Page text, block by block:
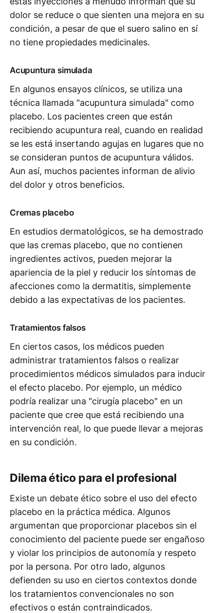
dolor se reduce o que sienten una mejora en su
condición, a pesar de que el suero salino en sí
no tiene propiedades medicinales.
Acupuntura simulada
En algunos ensayos clínicos, se utiliza una
técnica llamada "acupuntura simulada" como
placebo. Los pacientes creen que están
recibiendo acupuntura real, cuando en realidad
se les está insertando agujas en lugares que no
se consideran puntos de acupuntura válidos.
Aun así, muchos pacientes informan de alivio
del dolor y otros beneficios.
Cremas placebo
En estudios dermatológicos, se ha demostrado
que las cremas placebo, que no contienen
ingredientes activos, pueden mejorar la
apariencia de la piel y reducir los síntomas de
afecciones como la dermatitis, simplemente
debido a las expectativas de los pacientes.
Tratamientos falsos
En ciertos casos, los médicos pueden
administrar tratamientos falsos o realizar
procedimientos médicos simulados para inducir
el efecto placebo. Por ejemplo, un médico
podría realizar una "cirugía placebo" en un
paciente que cree que está recibiendo una
intervención real, lo que puede llevar a mejoras
en su condición.
Dilema ético para el profesional
Existe un debate ético sobre el uso del efecto
placebo en la práctica médica. Algunos
argumentan que proporcionar placebos sin el
conocimiento del paciente puede ser engañoso
y violar los principios de autonomía y respeto
por la persona. Por otro lado, algunos
defienden su uso en ciertos contextos donde
los tratamientos convencionales no son
efectivos o están contraindicados.